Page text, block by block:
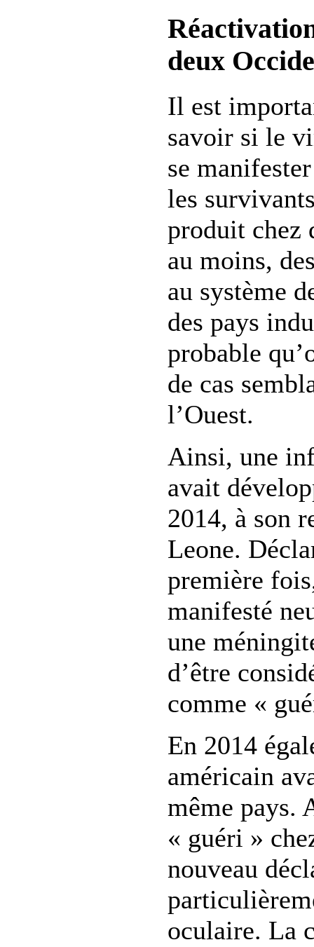
deux
Il est
savoir si le
se
les
produit chez
au moins,
au système
des pays
probable
de cas
l’Ouest.
Ainsi, une
avait
2014, à son
Leone.
première
manifesté
une
d’être
comme «
En 2014
américain
même pays.
« guéri »
nouveau
oculaire. La